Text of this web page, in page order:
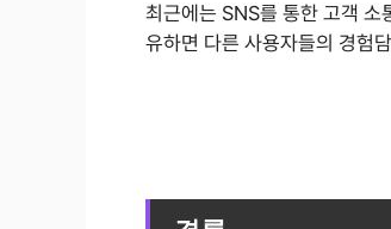
최근에는 SNS를 통한 고객 소
유하면 다른 사용자들의 경험